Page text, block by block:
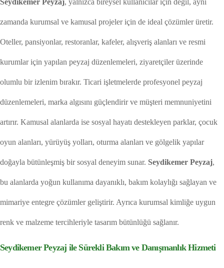
Seydikemer Peyzaj, yalnızca bireysel kullanıcılar için değil, aynı
zamanda kurumsal ve kamusal projeler için de ideal çözümler üretir.
Oteller, pansiyonlar, restoranlar, kafeler, alışveriş alanları ve resmi
kurumlar için yapılan peyzaj düzenlemeleri, ziyaretçiler üzerinde
olumlu bir izlenim bırakır. Ticari işletmelerde profesyonel peyzaj
düzenlemeleri, marka algısını güçlendirir ve müşteri memnuniyetini
artırır. Kamusal alanlarda ise sosyal hayatı destekleyen parklar, çocuk
oyun alanları, yürüyüş yolları, oturma alanları ve gölgelik yapılar
doğayla bütünleşmiş bir sosyal deneyim sunar. Seydikemer Peyzaj,
bu alanlarda yoğun kullanıma dayanıklı, bakım kolaylığı sağlayan ve
mimariye entegre çözümler geliştirir. Ayrıca kurumsal kimliğe uygun
renk ve malzeme tercihleriyle tasarım bütünlüğü sağlanır.
Seydikemer Peyzaj ile Sürekli Bakım ve Danışmanlık Hizmeti